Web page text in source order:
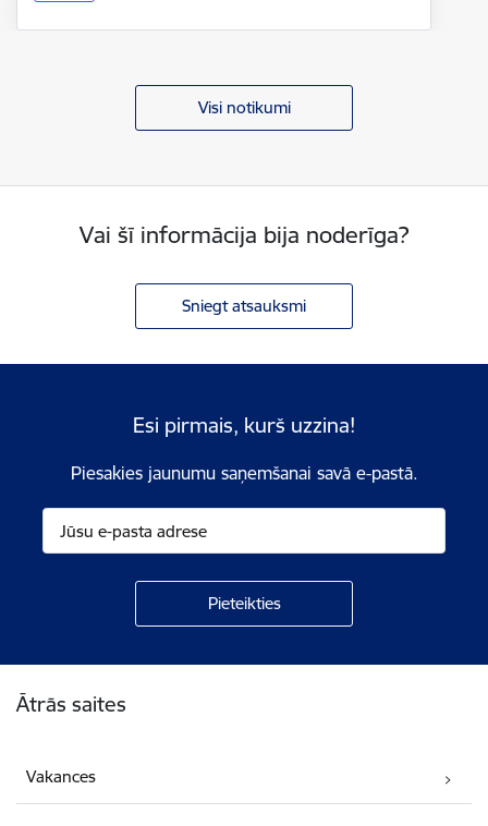
Visi notikumi
Vai šī informācija bija noderīga?
Sniegt atsauksmi
Esi pirmais, kurš uzzina!
Piesakies jaunumu saņemšanai savā e-pastā.
Ātrās saites
Vakances